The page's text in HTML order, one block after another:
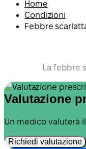
Home
Condizioni
Febbre
La febbre
Valutazione
Un medico valuterà
Richiedi valutazione